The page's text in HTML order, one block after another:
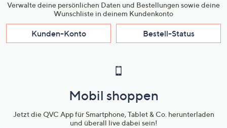
Verwalte deine persönlichen Daten und Bestellungen sowie deine
Wunschliste in deinem Kundenkonto
Kunden-Konto Bestell-Status
Mobil shoppen
Jetzt die QVC App für Smartphone, Tablet & Co. herunterladen
und überall live dabei sein!